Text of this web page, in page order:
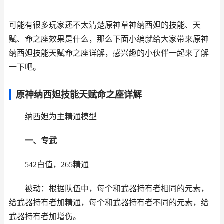
可能有很多玩家还不太清楚原神草神纳西妲的技能、天
赋、命之座效果是什么，那么下面小编就给大家带来原神
纳西妲技能天赋命之座详解，感兴趣的小伙伴一起来了解
一下吧。
原神纳西妲技能天赋命之座详解
纳西妲为主精通模型
一、专武
542白值，265精通
被动：根据队伍中，每个和武器持有者相同的元素，
给武器持有者加精通，每个和武器持有者不同的元素，给
武器持有者加增伤。